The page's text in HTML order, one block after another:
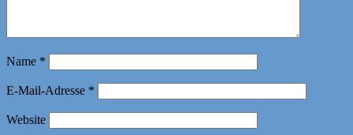
Name *
E-Mail-Adresse *
Website